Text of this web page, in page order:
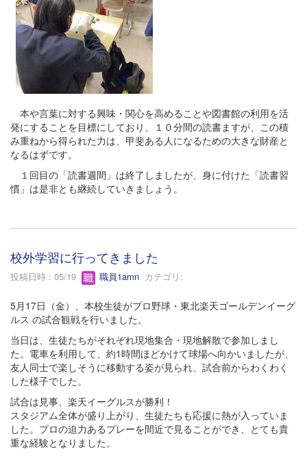
本や言葉に対する興味・関心を高めることや図書館の利用を活
発にすることを目標にしており、１０分間の読書ますが、この積
み重ねから得られた力は、甲斐ある人になるための大きな財産と
なるはずです。
１回目の「読書週間」は終了しましたが、身に付けた「読書習
慣」は是非とも継続していきましょう。
校外学習に行ってきました
投稿日時 : 05/19 職員1amn カテゴリ:
5月17日（金）、本校生徒がプロ野球・東北楽天ゴールデンイーグ
ルス の試合観戦を行いました。
当日は、生徒たちがそれぞれ現地集合・現地解散で参加しまし
た。電車を利用して、約1時間ほどかけて球場へ向かいましたが、
友人同士で楽しそうに移動する姿が見られ、試合前からわくわく
した様子でした。
試合は見事、楽天イーグルスが勝利！
スタジアム全体が盛り上がり、生徒たちも応援に熱が入っていま
した。プロの迫力あるプレーを間近で見ることができ、とても貴
重な経験となりました。